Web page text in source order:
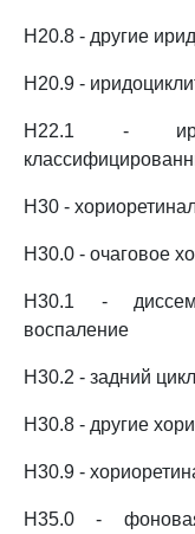
H20.8 - другие
H20.9 -
H22.1 -
H30 -
H30.0 - очаговое
H30.1 -
воспаление
H30.2 - задний
H30.8 - другие
H30.9 -
H35.0 -